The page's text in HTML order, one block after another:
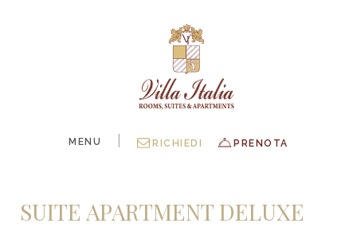
MENU RICHIEDI PRENOTA
SUITE APARTMENT DELUXE